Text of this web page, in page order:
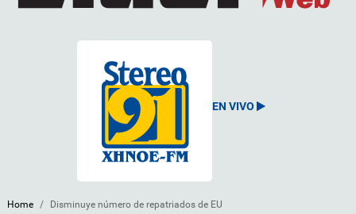
EN VIVO
Home / Disminuye número de repatriados de EU